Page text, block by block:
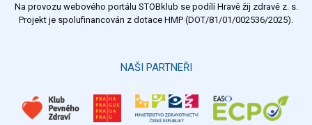
Na provozu webového portálu STOBklub se podílí Hravě žij zdravě z. s.
Projekt je spolufinancován z dotace HMP (DOT/81/01/002536/2025).
NAŠI PARTNEŘI